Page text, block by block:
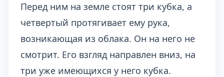
Перед ним на земле стоят три кубка, а
четвертый протягивает ему рука,
возникающая из облака. Он на него не
смотрит. Его взгляд направлен вниз, на
три уже имеющихся у него кубка.